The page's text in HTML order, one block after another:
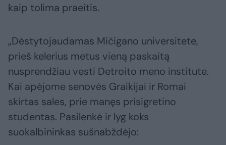
kaip tolima praeitis.
„Dėstytojaudamas Mičigano universitete,
prieš kelerius metus vieną paskaitą
nusprendžiau vesti Detroito meno institute.
Kai apėjome senovės Graikijai ir Romai
skirtas sales, prie manęs prisigretino
studentas. Pasilenkė ir lyg koks
suokalbininkas sušnabždėjo: